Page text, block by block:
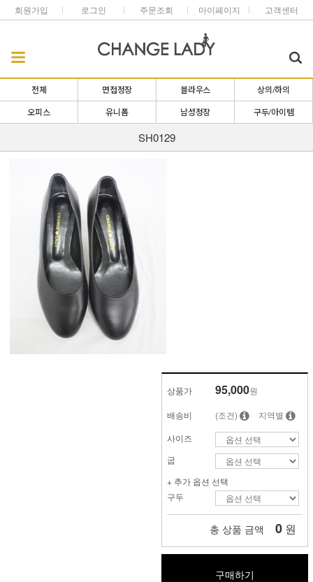
회원가입 로그인 주문조회 마이페이지 고객센터
전체 면접정장 블라우스 상의/하의
오피스 유니폼 남성정장 구두/아이템
SH0129
상품가 95,000원
배송비 (조건)
지역별
사이즈
굽
+ 추가 옵션 선택
구두
총 상품 금액 0 원
구매하기